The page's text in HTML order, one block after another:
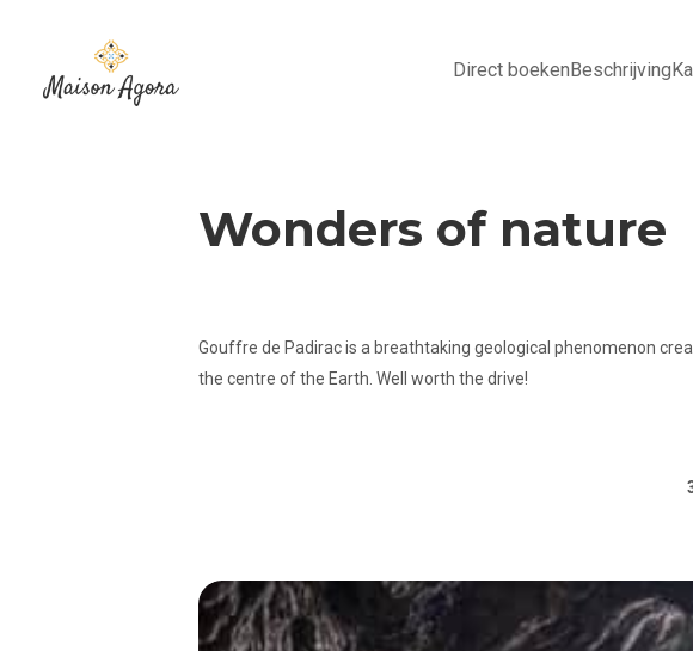
Direct boekenBeschrijving
Wonders of nature
Gouffre de Padirac is a breathtaking geological phenomenon
the centre of the Earth. Well worth the drive!